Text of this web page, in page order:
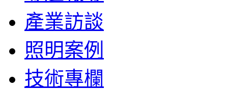
產業訪談
照明案例
技術專欄